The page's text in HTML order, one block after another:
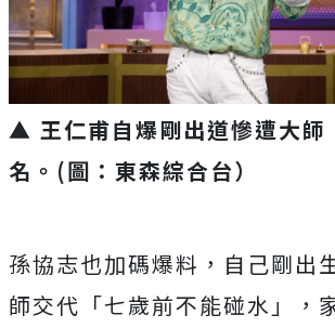
▲ 王仁甫自爆剛出道慘遭大師
名。(圖：東森綜合台）
孫協志也加碼爆料，自己剛出
師交代「七歲前不能碰水」，